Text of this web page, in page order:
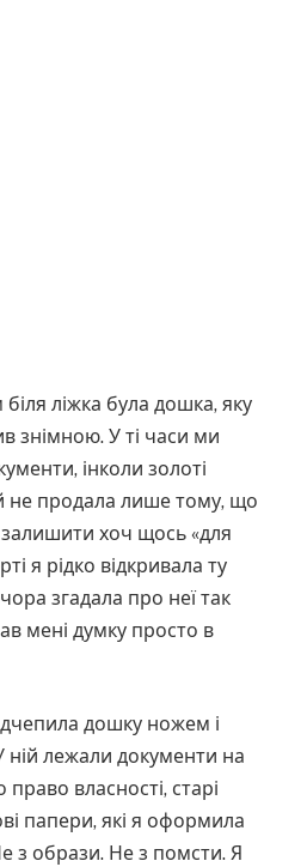
ліжка була дошка, яку
знімною. У ті часи ми
інколи золоті
не продала лише тому, що
хоч щось «для
я рідко відкривала ту
згадала про неї так
мені думку просто в
дошку ножем і
ній лежали документи на
власності, старі
папери, які я оформила
з образи. Не з помсти. Я